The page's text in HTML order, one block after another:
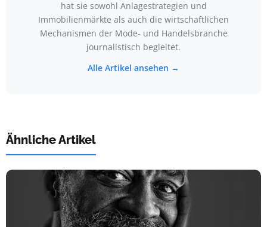
hat sie sowohl Anlagestrategien und
Immobilienmärkte als auch die wirtschaftlichen
Mechanismen der Mode- und Handelsbranche
journalistisch begleitet.
Alle Artikel ansehen →
Ähnliche Artikel